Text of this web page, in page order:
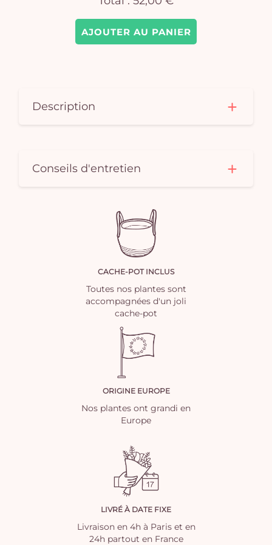
AJOUTER AU PANIER
Description
Conseils d'entretien
CACHE-POT INCLUS
Toutes nos plantes sont
accompagnées d'un joli
cache-pot
ORIGINE EUROPE
Nos plantes ont grandi en
Europe
LIVRÉ À DATE FIXE
Livraison en 4h à Paris et en
24h partout en France